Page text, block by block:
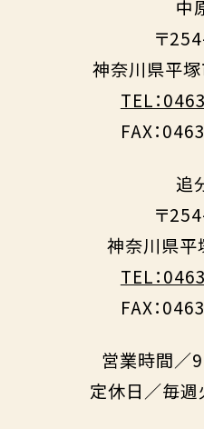
中
〒
神奈川県平
TEL：
FAX：
追
〒
神奈川県
TEL：
FAX：
営業時間／
定休日／毎週